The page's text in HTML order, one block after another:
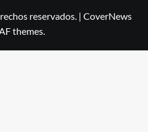
reservados. | CoverNews
themes.